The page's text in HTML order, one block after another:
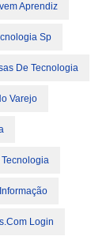
Aprendiz
Sp
De Tecnologia
Varejo
Login